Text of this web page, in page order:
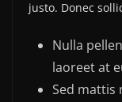
justo. Donec
Nulla
laoreet at
Sed mattis